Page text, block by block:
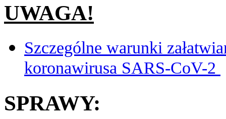
UWAGA!
Szczególne warunki
koronawirusa SARS-CoV-2
SPRAWY: